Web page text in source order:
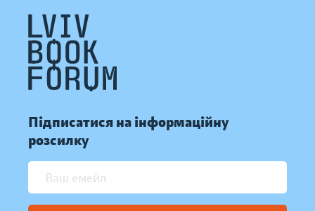
Підписатися на інформаційну
розсилку